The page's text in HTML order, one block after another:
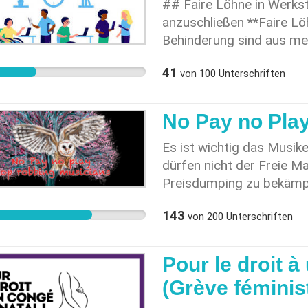
Gewerbe indem ihr
## Faire Löhne in
anzuschließen **Faire
Behinderung sind aus
auf menschenwürdige
ermöglichen Menschen
gesellschaftlichen
Freizeit gestalten.
Tiefstlöhnen an
Diskriminierung. Faire
motivieren Menschen
zahlen, haben es
**Wirtschaftlichkeit:**
rechnen, da sie die
41 von 100 Unterschriften
No Pay no
Es ist wichtig das
dürfen nicht der Freie
Preisdumping zu
Brochuren, Denos,
No pay no play
143 von 200 Unterschriften
Pour le droit à
(Grève